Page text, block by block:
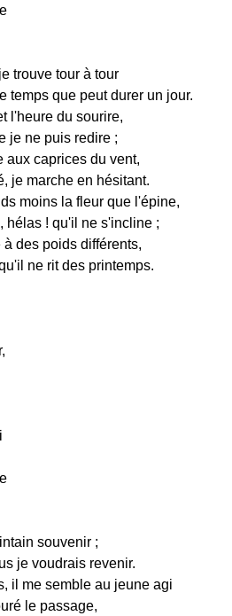
trouve tour à tour
temps que peut durer un jour.
l'heure du sourire,
je ne puis redire ;
aux caprices du vent,
je marche en hésitant.
moins la fleur que l'épine,
hélas ! qu'il ne s'incline ;
des poids différents,
ne rit des printemps.
souvenir ;
je voudrais revenir.
il me semble au jeune agi
le passage,